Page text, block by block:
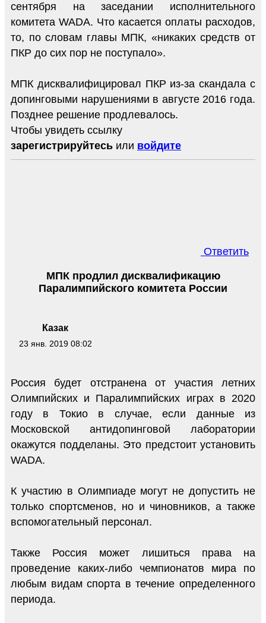
сентября на заседании исполнительного
комитета WADA. Что касается оплаты расходов,
то, по словам главы МПК, «никаких средств от
ПКР до сих пор не поступало».
МПК дисквалифицировал ПКР из-за скандала с
допинговыми нарушениями в августе 2016 года.
Позднее решение продлевалось.
Чтобы увидеть ссылку
зарегистрируйтесь или войдите
Ответить
Казак
23 янв. 2019 08:02
МПК продлил дисквалификацию
Паралимпийского комитета России
Россия будет отстранена от участия летних
Олимпийских и Паралимпийских играх в 2020
году в Токио в случае, если данные из
Московской антидопинговой лаборатории
окажутся подделаны. Это предстоит установить
WADA.
К участию в Олимпиаде могут не допустить не
только спортсменов, но и чиновников, а также
вспомогательный персонал.
Также Россия может лишиться права на
проведение каких-либо чемпионатов мира по
любым видам спорта в течение определенного
периода.